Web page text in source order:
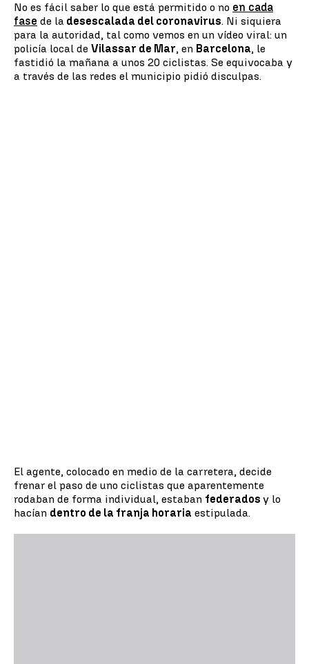
No es fácil saber lo que está permitido o no en cada
fase de la desescalada del coronavirus. Ni siquiera
para la autoridad, tal como vemos en un vídeo viral: un
policía local de Vilassar de Mar, en Barcelona, le
fastidió la mañana a unos 20 ciclistas. Se equivocaba y
a través de las redes el municipio pidió disculpas.
El agente, colocado en medio de la carretera, decide
frenar el paso de uno ciclistas que aparentemente
rodaban de forma individual, estaban federados y lo
hacían dentro de la franja horaria estipulada.